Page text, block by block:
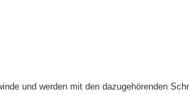
und werden mit den dazugehörenden